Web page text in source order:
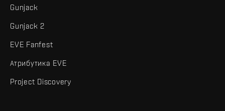
Gunjack
Gunjack 2
EVE Fanfest
Атрибутика EVE
Project Discovery